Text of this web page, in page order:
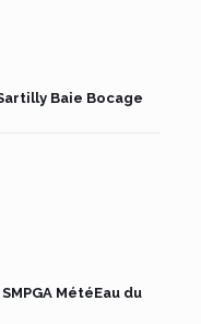
Baie Bocage
MétéEau du